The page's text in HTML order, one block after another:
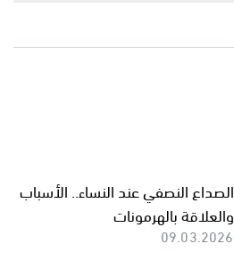
الصداع النصفي عند النساء.. الأسباب
والعلاقة بالهرمونات
09.03.2026